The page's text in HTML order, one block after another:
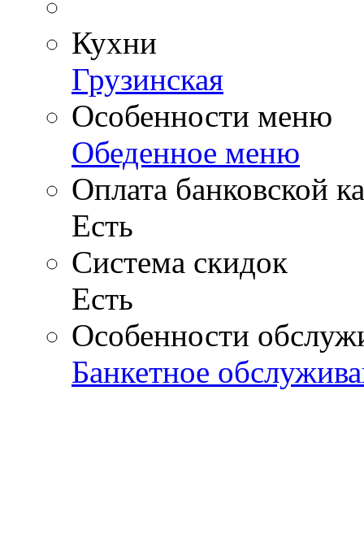
Кухни
Грузинская
Особенности меню
Обеденное меню
Оплата банковской
Есть
Система скидок
Есть
Особенности
Банкетное